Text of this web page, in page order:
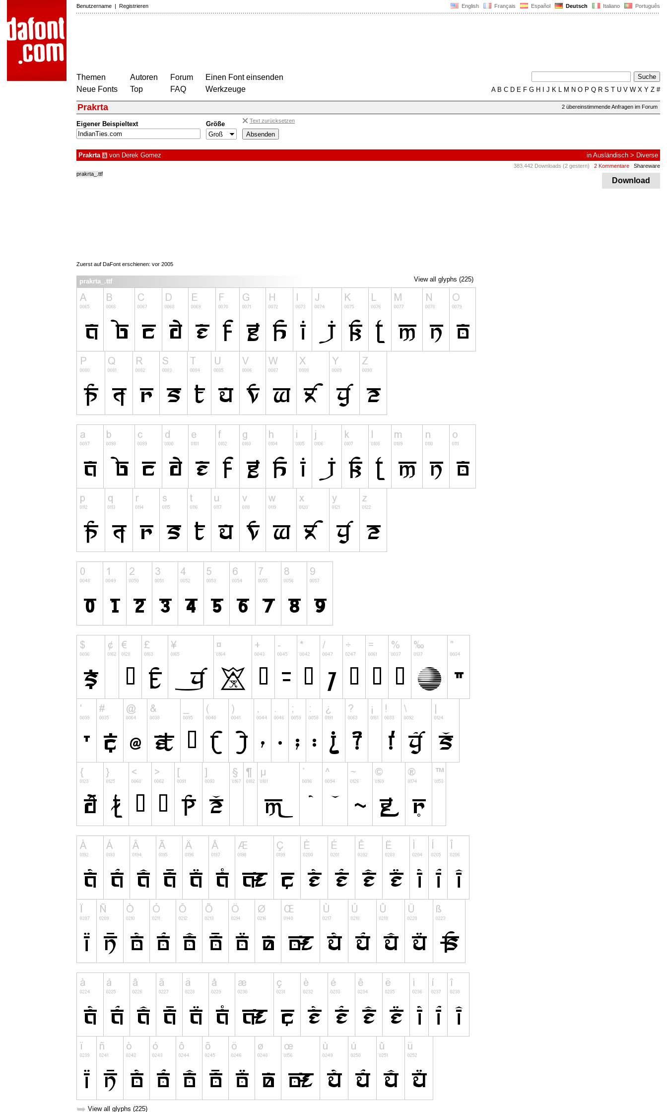
English Français Español Deutsch Italiano Português
Benutzername | Registrieren
Themen
Neue Fonts
Autoren
Top
Forum
FAQ
Einen Font einsenden
Werkzeuge
AB C D E F G H J K L M N O P Q R S T U V W X Y Z #
2 übereinstimmende Anfragen im Forum
Prakrta
Eigener Beispieltext Größe Text zurücksetzen
Prakrta à von Derek Gomez in Ausländisch > Diverse
383.442 Downloads (2 gestern) 2 Kommentare Shareware
Download
prakrta_.ttf
Zuerst auf DaFont erschienen: vor 2005
View all glyphs (225)
prakrta_.ttf
➥ View all glyphs (225)